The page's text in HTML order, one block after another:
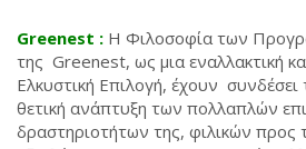
Greenest : Η Φιλοσοφία των
της Greenest, ως μια εναλλακτική
Ελκυστική Επιλογή, έχουν
θετική ανάπτυξη των πολλαπλών
δραστηριοτήτων της, φιλικών προς